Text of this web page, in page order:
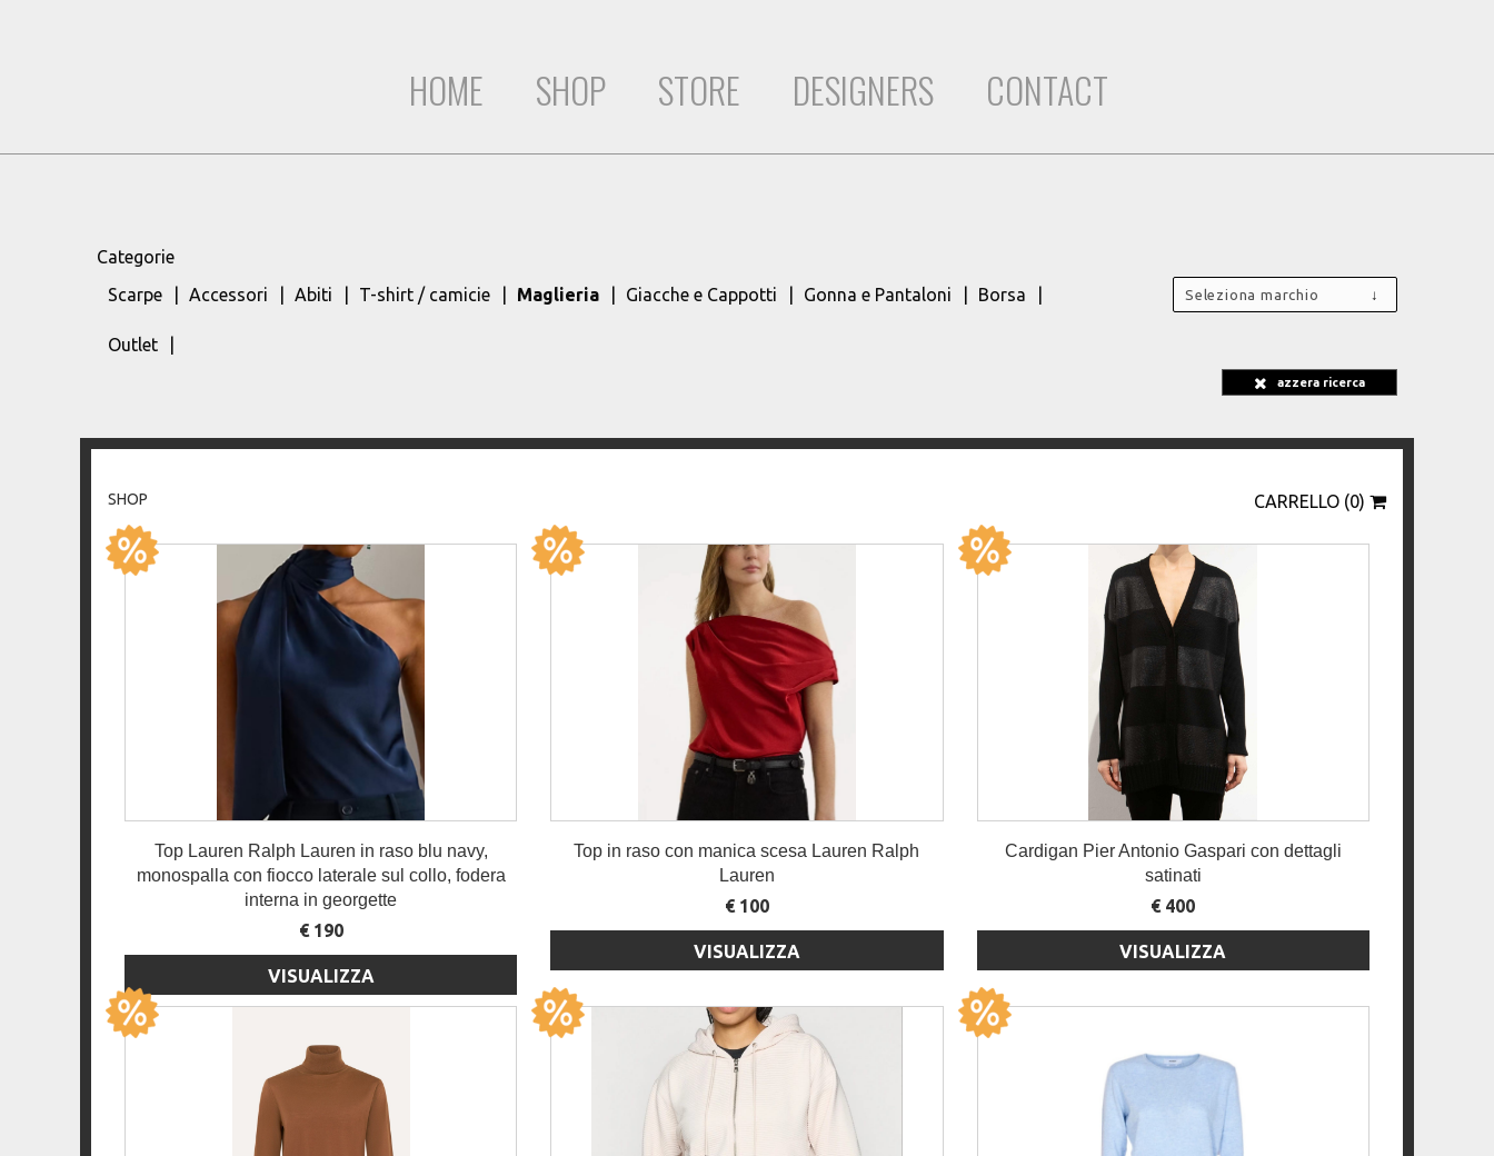
HOME SHOP STORE DESIGNERS CONTACT
Categorie
Scarpe
Accessori Abiti T-shirt / camicie Maglieria Giacche e Cappotti Gonna e Pantaloni Borsa
Outlet
Seleziona marchio
azzera ricerca
SHOP CARRELLO (0)
Top Lauren Ralph Lauren in raso blu navy,
monospalla con fiocco laterale sul collo, fodera
interna in georgette
€ 190
VISUALIZZA
Top in raso con manica scesa Lauren Ralph
Lauren
€ 100
VISUALIZZA
Cardigan Pier Antonio Gaspari con dettagli
satinati
€ 400
VISUALIZZA